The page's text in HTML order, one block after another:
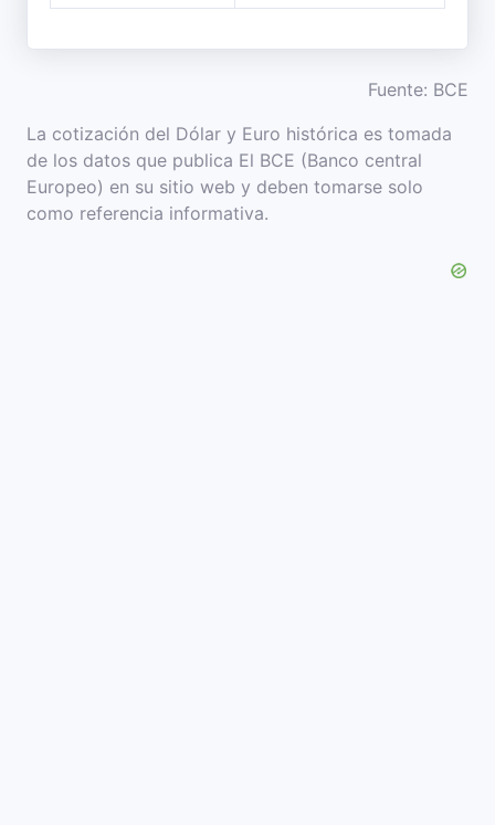
Fuente: BCE
La cotización del Dólar y Euro histórica es tomada
de los datos que publica El BCE (Banco central
Europeo) en su sitio web y deben tomarse solo
como referencia informativa.